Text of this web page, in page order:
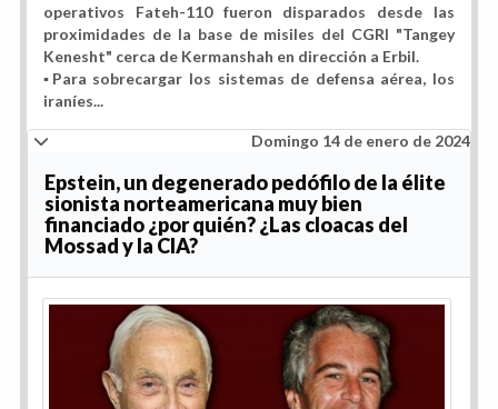
operativos Fateh-110 fueron disparados desde las
proximidades de la base de misiles del CGRI "Tangey
Kenesht" cerca de Kermanshah en dirección a Erbil.
▪️Para sobrecargar los sistemas de defensa aérea, los
iraníes...
Domingo 14 de enero de 2024
Epstein, un degenerado pedófilo de la élite
sionista norteamericana muy bien
financiado ¿por quién? ¿Las cloacas del
Mossad y la CIA?